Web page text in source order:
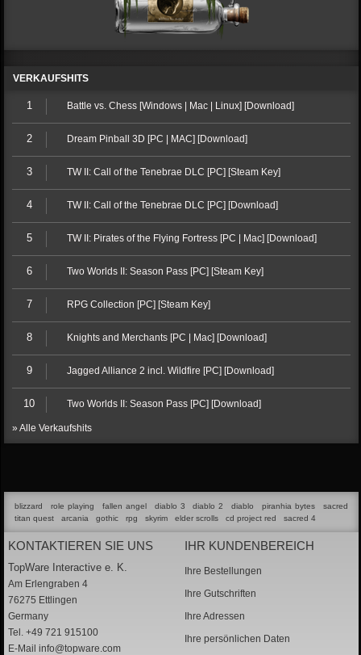
VERKAUFSHITS
1 Battle vs. Chess [Windows | Mac | Linux] [Download]
2 Dream Pinball 3D [PC | MAC] [Download]
3 TW II: Call of the Tenebrae DLC [PC] [Steam Key]
4 TW II: Call of the Tenebrae DLC [PC] [Download]
5 TW II: Pirates of the Flying Fortress [PC | Mac] [Download]
6 Two Worlds II: Season Pass [PC] [Steam Key]
7 RPG Collection [PC] [Steam Key]
8 Knights and Merchants [PC | Mac] [Download]
9 Jagged Alliance 2 incl. Wildfire [PC] [Download]
10 Two Worlds II: Season Pass [PC] [Download]
» Alle Verkaufshits
blizzard role playing fallen angel diablo 3 diablo 2 diablo piranhia bytes
sacred
titan quest
arcania gothic rpg skyrim elder scrolls cd project red sacred 4
KONTAKTIEREN SIE UNS
TopWare Interactive e. K.
Am Erlengraben 4
76275 Ettlingen
Germany
Tel. +49 721 915100
E-Mail info@topware.com
IHR KUNDENBEREICH
Ihre Bestellungen
Ihre Gutschriften
Ihre Adressen
Ihre persönlichen Daten